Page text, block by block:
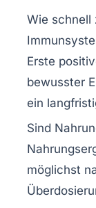
Wie schnell
Erste
bewusster
ein
Sind
möglichst